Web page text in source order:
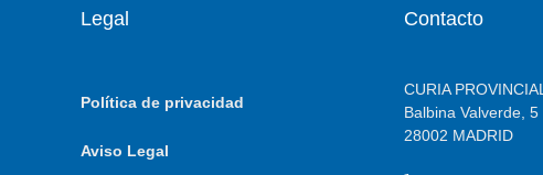
Legal
Política de privacidad
Aviso Legal
Contacto
CURIA PROVINCIAL
Balbina Valverde, 5
28002 MADRID